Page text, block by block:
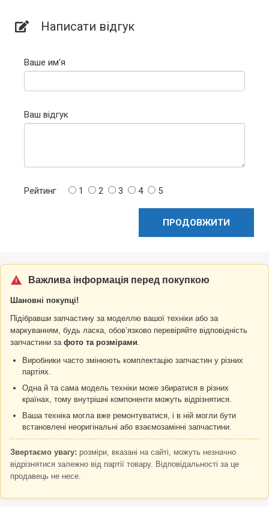
Написати відгук
Ваше им'я
Ваш відгук
Рейтинг 1 2 3 4 5
ПРОДОВЖИТИ
Важлива інформація перед покупкою
Шановні покупці!
Підібравши запчастину за моделлю вашої техніки або за
маркуванням, будь ласка, обовʼязково перевіряйте відповідність
запчастини за фото та розмірами.
Виробники часто змінюють комплектацію запчастин у різних
партіях.
Одна й та сама модель техніки може збиратися в різних
країнах, тому внутрішні компоненти можуть відрізнятися.
Ваша техніка могла вже ремонтуватися, і в ній могли бути
встановлені неоригінальні або взаємозамінні запчастини.
Звертаємо увагу: розміри, вказані на сайті, можуть незначно
відрізнятися залежно від партії товару. Відповідальності за це
продавець не несе.